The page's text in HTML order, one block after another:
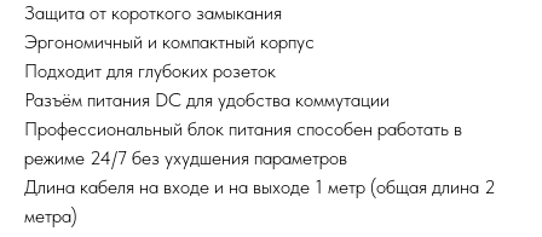
Защита от короткого замыкания
Эргономичный и компактный корпус
Подходит для глубоких розеток
Разъём питания DC для удобства коммутации
Профессиональный блок питания способен работать в
режиме 24/7 без ухудшения параметров
Длина кабеля на входе и на выходе 1 метр (общая длина 2
метра)